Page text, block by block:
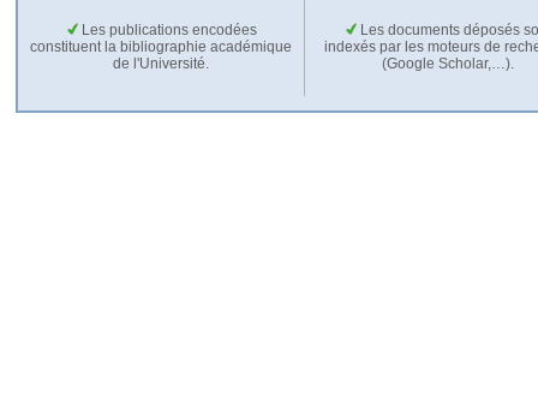
Les publications encodées
constituent la bibliographie académique
de l'Université.
Les documents déposés
indexés par les moteurs de
(Google Scholar,…).